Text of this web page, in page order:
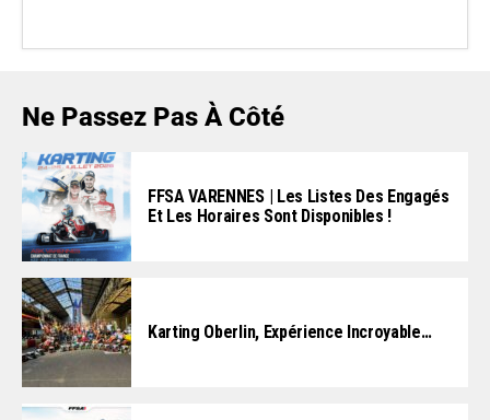
Ne Passez Pas À Côté
FFSA VARENNES | Les Listes Des Engagés
Et Les Horaires Sont Disponibles !
Karting Oberlin, Expérience Incroyable…